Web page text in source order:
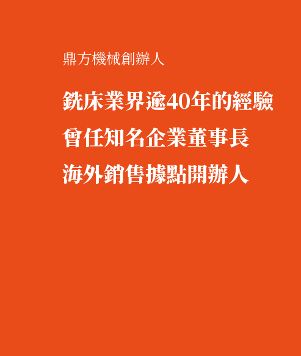
鼎方機械創辦人
銑床業界逾40年的經驗
曾任知名企業董事長
海外銷售據點開辦人